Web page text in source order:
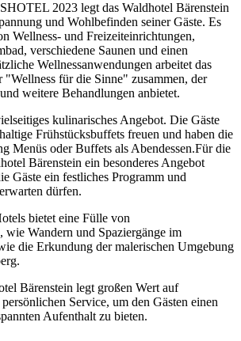
2023 legt das Waldhotel Bärenstein
und Wohlbefinden seiner Gäste. Es
Wellness- und Freizeiteinrichtungen,
verschiedene Saunen und einen
Wellnessanwendungen arbeitet das
"Wellness für die Sinne" zusammen, der
weitere Behandlungen anbietet.
kulinarisches Angebot. Die Gäste
Frühstücksbuffets freuen und haben die
Menüs oder Buffets als Abendessen.Für die
Bärenstein ein besonderes Angebot
Gäste ein festliches Programm und
dürfen.
bietet eine Fülle von
wie Wandern und Spaziergänge im
die Erkundung der malerischen Umgebung
Bärenstein legt großen Wert auf
Service, um den Gästen einen
Aufenthalt zu bieten.